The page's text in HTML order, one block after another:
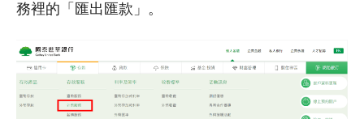
務裡的「匯出匯款」。